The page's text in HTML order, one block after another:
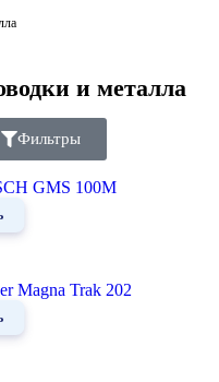
и металла
Фильтры
GMS 100M
Magna Trak 202